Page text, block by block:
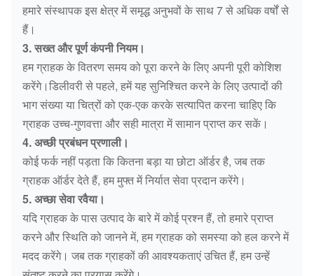
हमारे संस्थापक इस क्षेत्र में समृद्ध अनुभवों के साथ 7 से अधिक वर्षों से
हैं।
3. सख्त और पूर्ण कंपनी नियम।
हम ग्राहक के वितरण समय को पूरा करने के लिए अपनी पूरी कोशिश
करेंगे।डिलीवरी से पहले, हमें यह सुनिश्चित करने के लिए उत्पादों की
भाग संख्या या चित्रों को एक-एक करके सत्यापित करना चाहिए कि
ग्राहक उच्च-गुणवत्ता और सही मात्रा में सामान प्राप्त कर सकें।
4. अच्छी प्रबंधन प्रणाली।
कोई फर्क नहीं पड़ता कि कितना बड़ा या छोटा ऑर्डर है, जब तक
ग्राहक ऑर्डर देते हैं, हम मुफ्त में निर्यात सेवा प्रदान करेंगे।
5. अच्छा सेवा रवैया।
यदि ग्राहक के पास उत्पाद के बारे में कोई प्रश्न हैं, तो हमारे प्राप्त
करने और स्थिति को जानने में, हम ग्राहक को समस्या को हल करने में
मदद करेंगे। जब तक ग्राहकों की आवश्यकताएं उचित हैं, हम उन्हें